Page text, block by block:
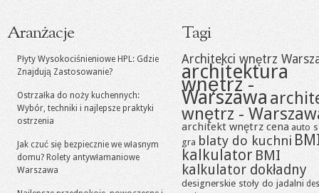
Aranżacje
Płyty Wysokociśnieniowe HPL: Gdzie
Znajdują Zastosowanie?
Ostrzałka do noży kuchennych:
Wybór, techniki i najlepsze praktyki
ostrzenia
Jak czuć się bezpiecznie we własnym
domu? Rolety antywłamaniowe
Warszawa
Tagi
Architekci wnętrz
architektura
wnętrz -
Warszawa
wnętrz -
architekt wnętrz cena auto
gra blaty do kuchni
kalkulator BMI
kalkulator dokładny
designerskie stoły do jadalni